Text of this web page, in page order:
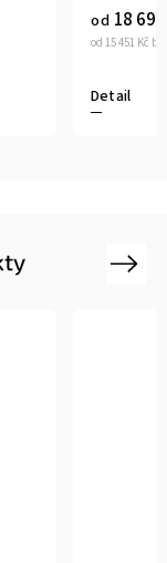
Next
od 15 451 Kč bez DPH
18 696 Kč
Detail